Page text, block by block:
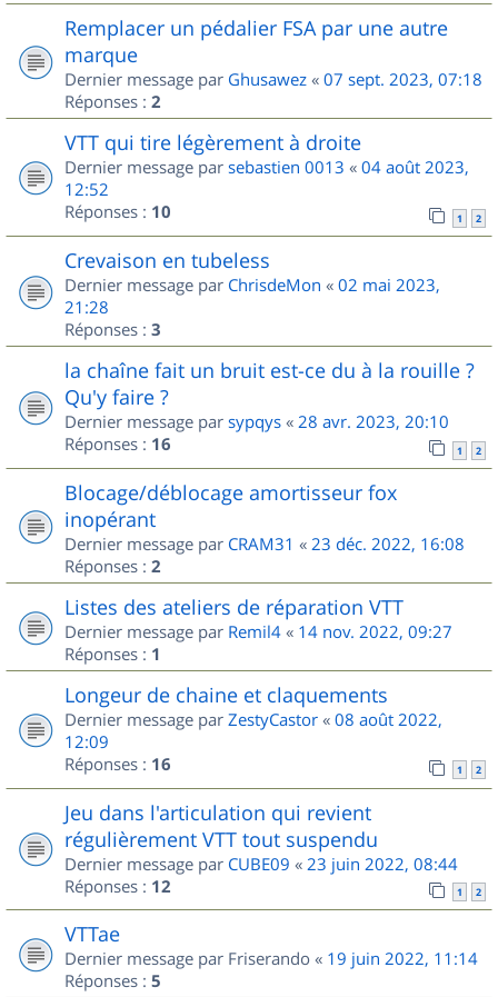
Remplacer un pédalier FSA par une autre
marque
Dernier message par Ghusawez « 07 sept. 2023, 07:18
Réponses : 2
VTT qui tire légèrement à droite
Dernier message par sebastien 0013 « 04 août 2023,
12:52
Réponses : 10 1 2
Crevaison en tubeless
Dernier message par ChrisdeMon « 02 mai 2023,
21:28
Réponses : 3
la chaîne fait un bruit est-ce du à la rouille ?
Qu'y faire ?
Dernier message par sypqys « 28 avr. 2023, 20:10
Réponses : 16 1 2
Blocage/déblocage amortisseur fox
inopérant
Dernier message par CRAM31 « 23 déc. 2022, 16:08
Réponses : 2
Listes des ateliers de réparation VTT
Dernier message par Remil4 « 14 nov. 2022, 09:27
Réponses : 1
Longeur de chaine et claquements
Dernier message par ZestyCastor « 08 août 2022,
12:09
Réponses : 16 1 2
Jeu dans l'articulation qui revient
régulièrement VTT tout suspendu
Dernier message par CUBE09 « 23 juin 2022, 08:44
Réponses : 12 1 2
VTTae
Dernier message par Friserando « 19 juin 2022, 11:14
Réponses : 5